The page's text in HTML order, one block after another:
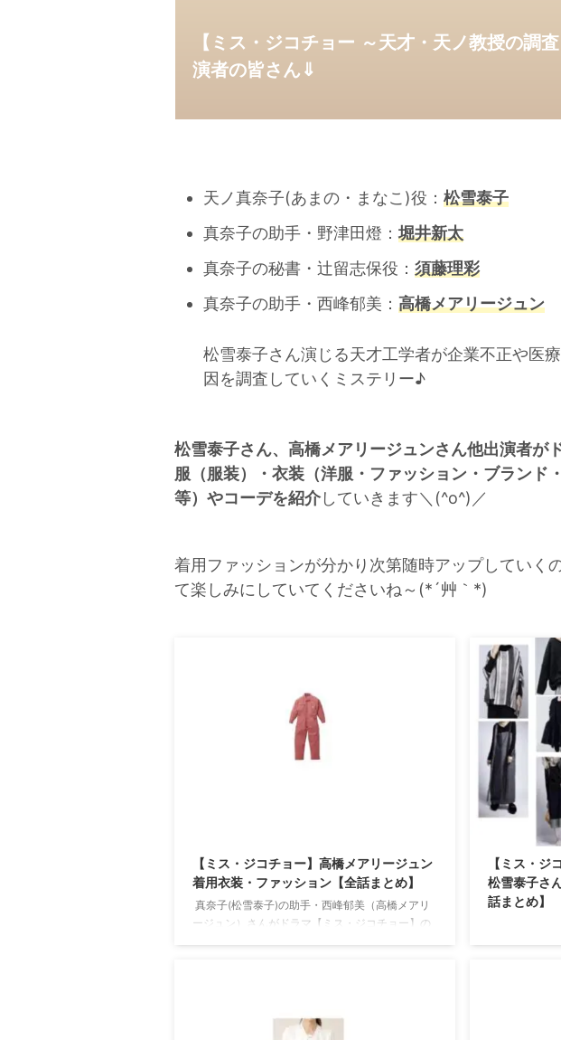
【ミス・ジコチョー ～天才・天ノ教授の調
演者の皆さん⇓
天ノ真奈子(あまの・まなこ)役： 松雪泰子
真奈子の助手・野津田燈：堀井新太
真奈子の秘書・辻留志保役： 須藤理彩
真奈子の助手・西峰郁美： 高橋メアリージュン
松雪泰子さん演じる天才工学者が企業不正や医
因を調査していくミステリー♪
松雪泰子さん、高橋メアリージュンさん他出演者が
服（服装）・衣装（洋服・ファッション・ブランド
等）やコーデを紹介していきます＼(^o^)／
着用ファッションが分かり次第随時アップしていくの
て楽しみにしていてくださいね～(*´艸｀*)
【ミス・ジコチョー】高橋メアリージュン
着用衣装・ファッション【全話まとめ】
真奈子(松雪泰子)の助手・西峰郁美（高橋メアリ
ージュン）さんがドラマ【ミス・ジコチョー】の
日(歳) 身長 169 cm ドラマ衣装 奪い愛、真夏 高橋
【ミス・ジ
松雪泰子さ
話まとめ】
(あまの・ま
的失敗の原